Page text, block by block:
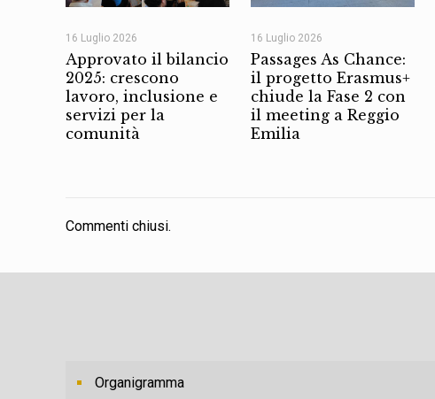
16 Luglio 2026
Approvato il bilancio
2025: crescono
lavoro, inclusione e
servizi per la
comunità
16 Luglio 2026
Passages As Chance:
il progetto Erasmus+
chiude la Fase 2 con
il meeting a Reggio
Emilia
Commenti chiusi.
Organigramma